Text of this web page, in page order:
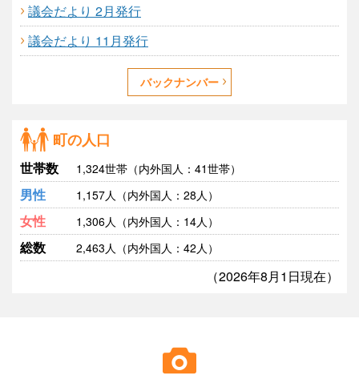
議会だより 2月発行
議会だより 11月発行
バックナンバー
町の人口
世帯数 1,324世帯（内外国人：41世帯）
男性 1,157人（内外国人：28人）
女性 1,306人（内外国人：14人）
総数 2,463人（内外国人：42人）
（2026年8月1日現在）